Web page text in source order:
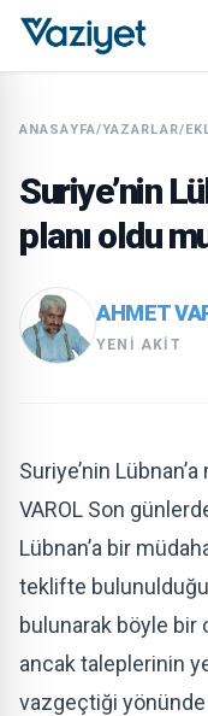
ANASAYFA/YAZARLAR/
Suriye’nin
planı oldu
AHMET
YENI AKIT
Suriye’nin
VAROL Son
Lübnan’a bir
teklifte bulunulduğu
bulunarak böyle
ancak taleplerinin
vazgeçtiği